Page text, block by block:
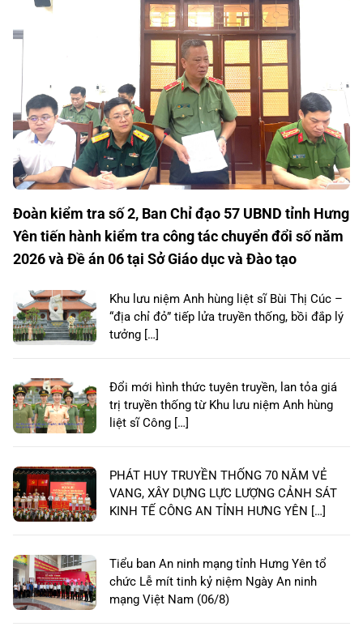
Đoàn kiểm tra số 2, Ban Chỉ đạo 57 UBND tỉnh Hưng
Yên tiến hành kiểm tra công tác chuyển đổi số năm
2026 và Đề án 06 tại Sở Giáo dục và Đào tạo
Khu lưu niệm Anh hùng liệt sĩ Bùi Thị Cúc –
“địa chỉ đỏ” tiếp lửa truyền thống, bồi đắp lý
tưởng […]
Đổi mới hình thức tuyên truyền, lan tỏa giá
trị truyền thống từ Khu lưu niệm Anh hùng
liệt sĩ Công […]
PHÁT HUY TRUYỀN THỐNG 70 NĂM VẺ
VANG, XÂY DỰNG LỰC LƯỢNG CẢNH SÁT
KINH TẾ CÔNG AN TỈNH HƯNG YÊN […]
Tiểu ban An ninh mạng tỉnh Hưng Yên tổ
chức Lễ mít tinh kỷ niệm Ngày An ninh
mạng Việt Nam (06/8)